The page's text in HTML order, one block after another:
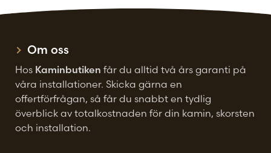
Om oss
Hos Kaminbutiken får du alltid två års garanti på
våra installationer. Skicka gärna en
offertförfrågan, så får du snabbt en tydlig
överblick av totalkostnaden för din kamin, skorsten
och installation.